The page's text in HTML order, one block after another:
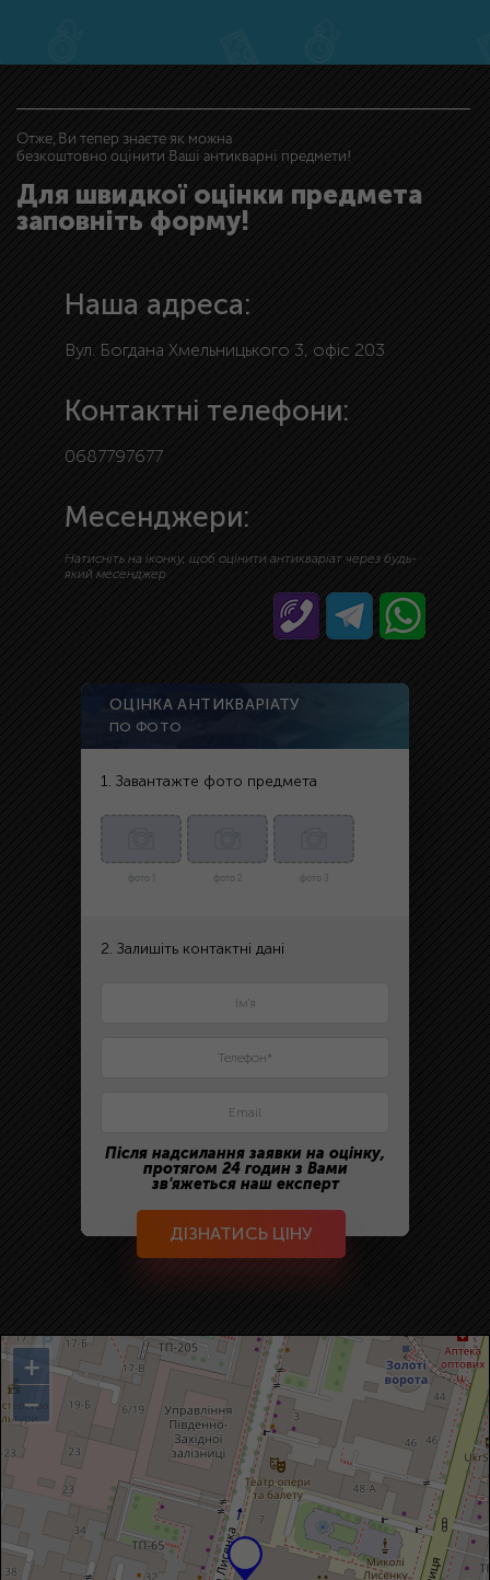
Отже, Ви тепер знаєте як можна
безкоштовно оцінити Ваші антикварні предмети!
Для швидкої оцінки предмета
заповніть форму!
Наша адреса:
Вул. Богдана Хмельницького 3, офіс 203
Контактні телефони:
0687797677
Месенджери:
Натисніть на іконку, щоб оцінити антикваріат через будь-
який месенджер
ОЦІНКА АНТИКВАРІАТУ
ПО ФОТО
1. Завантажте фото предмета
фото 1 фото 2 фото 3
2. Залишіть контактні дані
Після надсилання заявки на оцінку,
протягом 24 годин з Вами
зв'яжеться наш експерт
ДІЗНАТИСЬ ЦІНУ
+
−